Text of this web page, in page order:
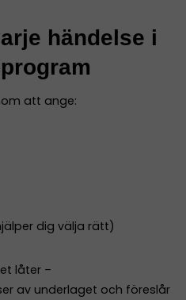
händelse i
att ange:
dig välja rätt)
låter –
av underlaget och föreslår